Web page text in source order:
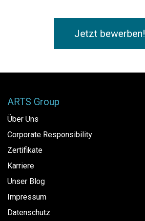
Jetzt bewerben!
ARTS Group
Über Uns
Corporate Responsibility
Zertifikate
Karriere
Unser Blog
Impressum
Datenschutz